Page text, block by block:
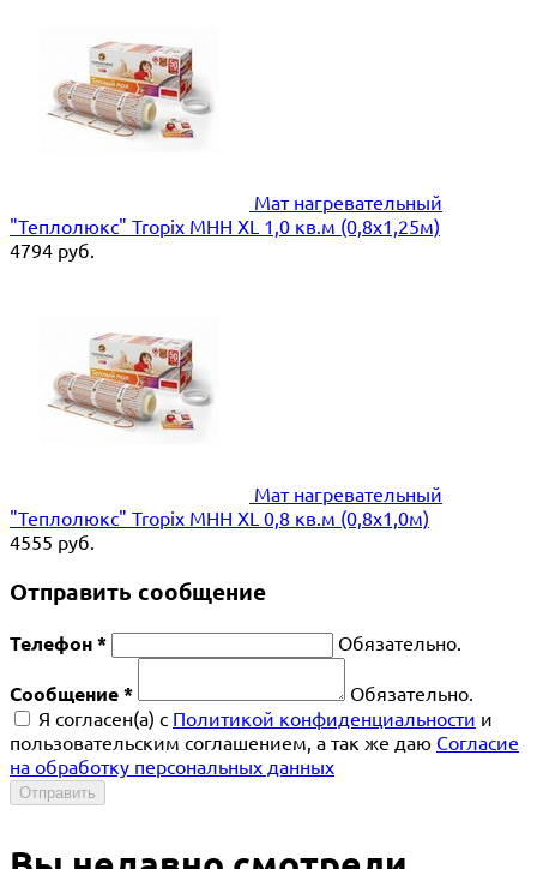
Мат нагревательный
"Теплолюкс" Tropix МНН XL 1,0 кв.м (0,8х1,25м)
4794 руб.
Мат нагревательный
"Теплолюкс" Tropix МНН XL 0,8 кв.м (0,8х1,0м)
4555 руб.
Отправить сообщение
Телефон * Обязательно.
Сообщение *
Обязательно.
Я согласен(a) с Политикой конфиденциальности и
пользовательским соглашением, а так же даю Согласие
на обработку персональных данных
Отправить